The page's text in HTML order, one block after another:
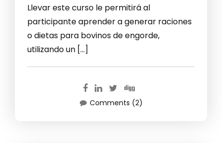
Llevar este curso le permitirá al
participante aprender a generar raciones
o dietas para bovinos de engorde,
utilizando un […]
Comments (2)